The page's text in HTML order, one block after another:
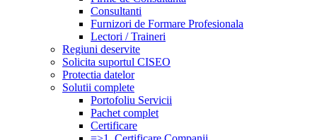
Consultanti
Furnizori de Formare Profesionala
Lectori / Traineri
Regiuni deservite
Solicita suportul CISEO
Protectia datelor
Solutii complete
Portofoliu Servicii
Pachet complet
Certificare